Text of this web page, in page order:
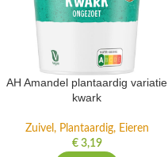
AH Amandel plantaardig variatie
kwark
Zuivel, Plantaardig, Eieren
€3,19